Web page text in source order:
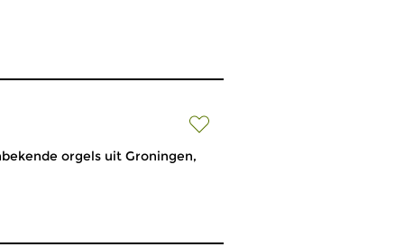
orgels uit Groningen,